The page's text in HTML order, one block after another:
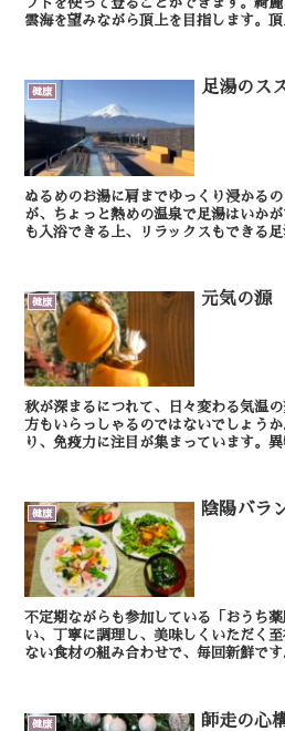
フトを使って登ることができます。綺
雲海を望みながら頂上を目指します。
健康 足湯のス
ぬるめのお湯に肩までゆっくり浸かる
が、ちょっと熱めの温泉で足湯はいかがですか？ 衣服
も入浴できる上、リラックスもできる
健康 元気の源
秋が深まるにつれて、日々変わる気温
方もいらっしゃるのではないでしょうか。 感染症がきっかけ
り、免疫力に注目が集まっています。
健康 陰陽バラ
不定期ながらも参加している「おうち
い、丁寧に調理し、美味しくいただく
ない食材の組み合わせで、毎回新鮮で
健康 師走の心